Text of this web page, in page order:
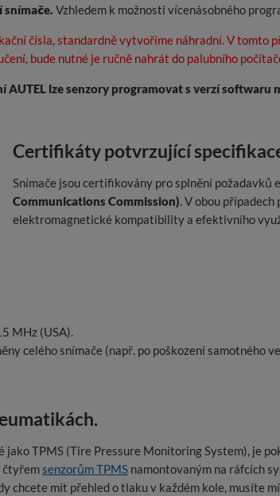
snímače. Vzhledem k možnosti vícenásobného
čísla, standardně vytvoříme náhradní. V tomto
bude nutné je ručně nahrát do palubního
lze senzory programovat s verzí
Certifikáty potvrzující specifikace
Snímače jsou certifikovány pro splnění požadavků
Communications Commission). V obou
elektromagnetické kompatibility a efektivního
MHz (USA).
celého snímače (např. po poškození samotného
TPMS (Tire Pressure Monitoring System), je
čtyřemsenzorům TPMS namontovaným na ráfcích
chcete mít přehled o tlaku v každém kole, musíte